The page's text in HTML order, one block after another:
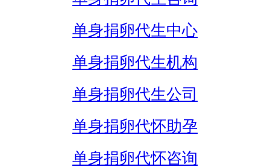
单身捐卵代生中心
单身捐卵代生机构
单身捐卵代生公司
单身捐卵代怀助孕
单身捐卵代怀咨询